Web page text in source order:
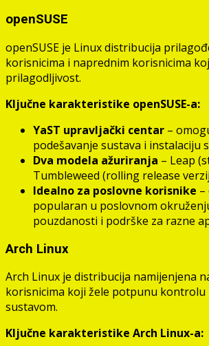
openSUSE
openSUSE je Linux distribucija
korisnicima i naprednim korisnicima
prilagodljivost.
Ključne karakteristike openSUSE-a:
YaST upravljački centar –
podešavanje sustava i instalaciju
Dva modela ažuriranja – Leap
Tumbleweed (rolling release
Idealno za poslovne korisnike –
popularan u poslovnom
pouzdanosti i podrške za razne
Arch Linux
Arch Linux je distribucija namijenjena
korisnicima koji žele potpunu kontrolu
sustavom.
Ključne karakteristike Arch Linux-a: